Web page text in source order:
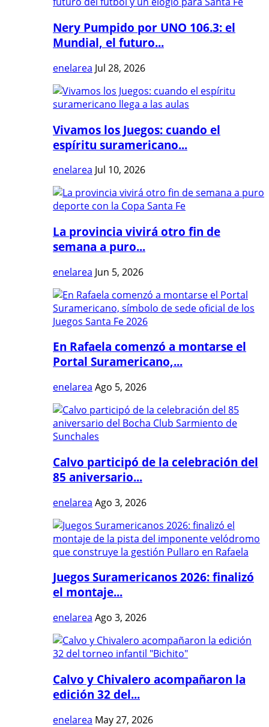
Nery Pumpido por UNO 106.3: el
Mundial, el futuro...
enelarea Jul 28, 2026
Vivamos los Juegos: cuando el
espíritu suramericano...
enelarea Jul 10, 2026
La provincia vivirá otro fin de
semana a puro...
enelarea Jun 5, 2026
En Rafaela comenzó a montarse el
Portal Suramericano,...
enelarea Ago 5, 2026
Calvo participó de la celebración del
85 aniversario...
enelarea Ago 3, 2026
Juegos Suramericanos 2026: finalizó
el montaje...
enelarea Ago 3, 2026
Calvo y Chivalero acompañaron la
edición 32 del...
enelarea May 27, 2026